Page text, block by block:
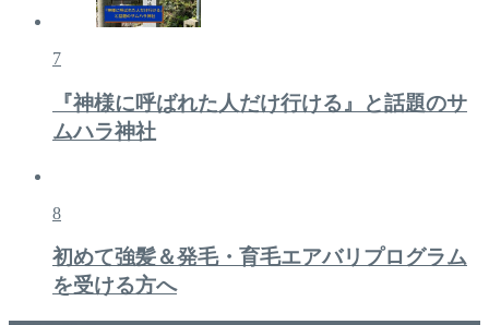
7
『神様に呼ばれた人だけ行ける』と話題のサ
ムハラ神社
8
初めて強髪＆発毛・育毛エアバリプログラム
を受ける方へ